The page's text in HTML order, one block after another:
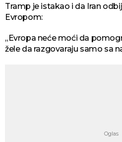
Tramp je istakao i da Iran
Evropom:
„Evropa neće moći da
žele da razgovaraju samo sa